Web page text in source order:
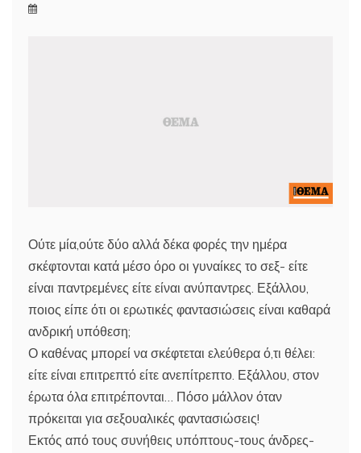
Ούτε μία,ούτε δύο αλλά δέκα φορές την ημέρα
σκέφτονται κατά μέσο όρο οι γυναίκες το σεξ- είτε
είναι παντρεμένες είτε είναι ανύπαντρες. Εξάλλου,
ποιος είπε ότι οι ερωτικές φαντασιώσεις είναι καθαρά
ανδρική υπόθεση;
Ο καθένας μπορεί να σκέφτεται ελεύθερα ό,τι θέλει:
είτε είναι επιτρεπτό είτε ανεπίτρεπτο. Εξάλλου, στον
έρωτα όλα επιτρέπονται… Πόσο μάλλον όταν
πρόκειται για σεξουαλικές φαντασιώσεις!
Εκτός από τους συνήθεις υπόπτους-τους άνδρες-